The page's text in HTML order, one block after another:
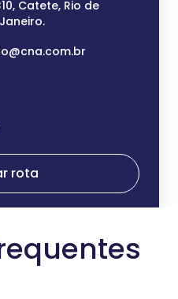
Catete, Rio de
rota